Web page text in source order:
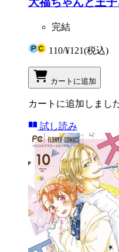
完結
110/¥121(税込)
カートに追加
カートに追加しまし
試し読み